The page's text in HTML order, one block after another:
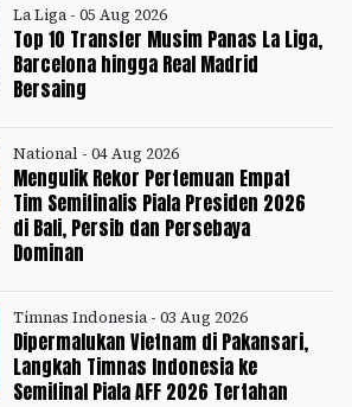
La Liga - 05 Aug 2026
Top 10 Transfer Musim Panas La Liga,
Barcelona hingga Real Madrid
Bersaing
National - 04 Aug 2026
Mengulik Rekor Pertemuan Empat
Tim Semifinalis Piala Presiden 2026
di Bali, Persib dan Persebaya
Dominan
Timnas Indonesia - 03 Aug 2026
Dipermalukan Vietnam di Pakansari,
Langkah Timnas Indonesia ke
Semifinal Piala AFF 2026 Tertahan